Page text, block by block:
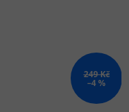
249 Kč
–4 %